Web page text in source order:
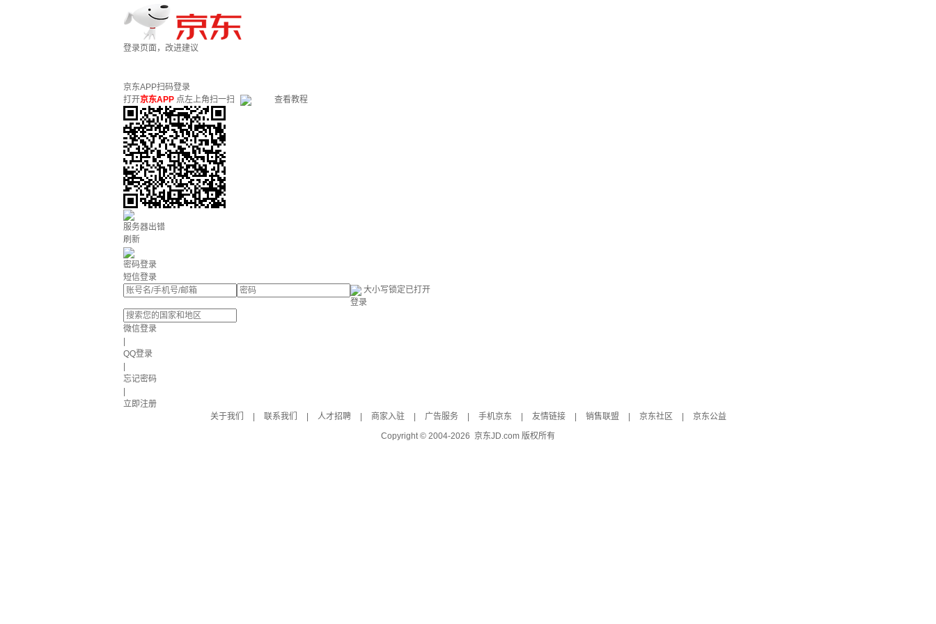
登录页面，改进建议
京东APP扫码登录
打开京东APP 点左上角扫一扫 查看教程
服务器出错
刷新
密码登录
短信登录
大小写锁定已打开
登录
微信登录
QQ登录
忘记密码
立即注册
关于我们
联系我们 人才招聘 商家入驻 广告服务 手机京东 友情链接 销售联盟 京东社区
京东公益
Copyright © 2004-2026 京东JD.com 版权所有